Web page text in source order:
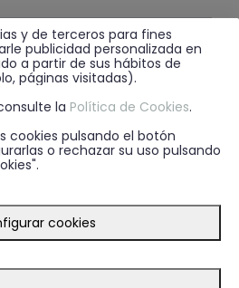
TIENDA
y de terceros para fines
publicidad personalizada en
a partir de sus hábitos de
páginas visitadas).
la Política de Cookies.
cookies pulsando el botón
o rechazar su uso pulsando
cookies